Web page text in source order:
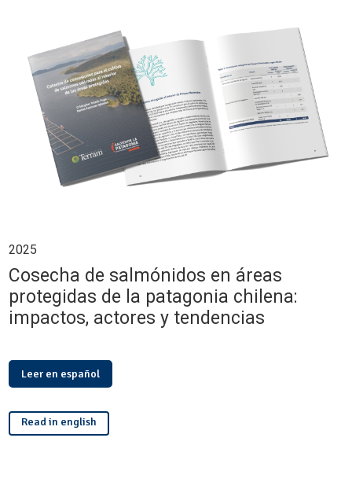
2025
Cosecha de salmónidos en áreas
protegidas de la patagonia chilena:
impactos, actores y tendencias
Leer en español
Read in english